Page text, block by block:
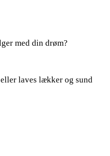
med din drøm?
laves lækker og sund